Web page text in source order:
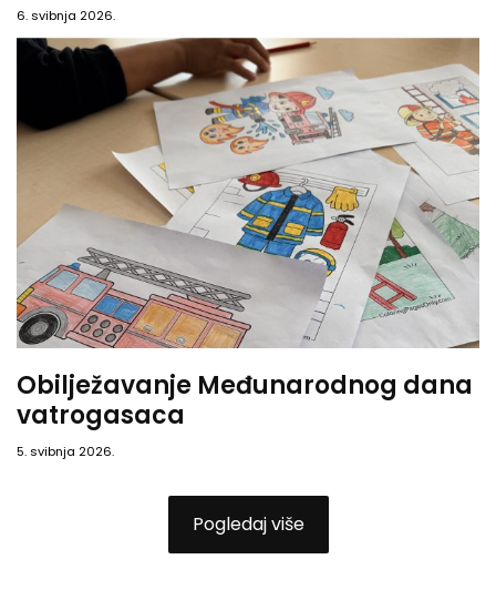
6. svibnja 2026.
Obilježavanje Međunarodnog dana
vatrogasaca
5. svibnja 2026.
Pogledaj više